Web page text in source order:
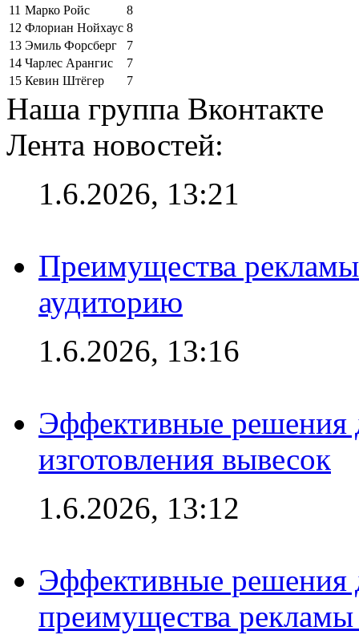
11 Марко Ройс
8
12 Флориан Нойхаус 8
13 Эмиль Форсберг
7
14 Чарлес Арангис
7
15 Кевин Штёгер 7
Наша группа Вконтакте
Лента новостей:
1.6.2026, 13:21
Преимущества
аудиторию
1.6.2026, 13:16
Эффективные решения
изготовления вывесок
1.6.2026, 13:12
Эффективные решения
преимущества рекламы